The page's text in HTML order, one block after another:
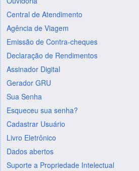
Central de Atendimento
Agência de Viagem
Emissão de Contra-cheques
Declaração de Rendimentos
Assinador Digital
Gerador GRU
Sua Senha
Esqueceu sua senha?
Cadastrar Usuário
Livro Eletrônico
Dados abertos
Suporte a Propriedade Intelectual